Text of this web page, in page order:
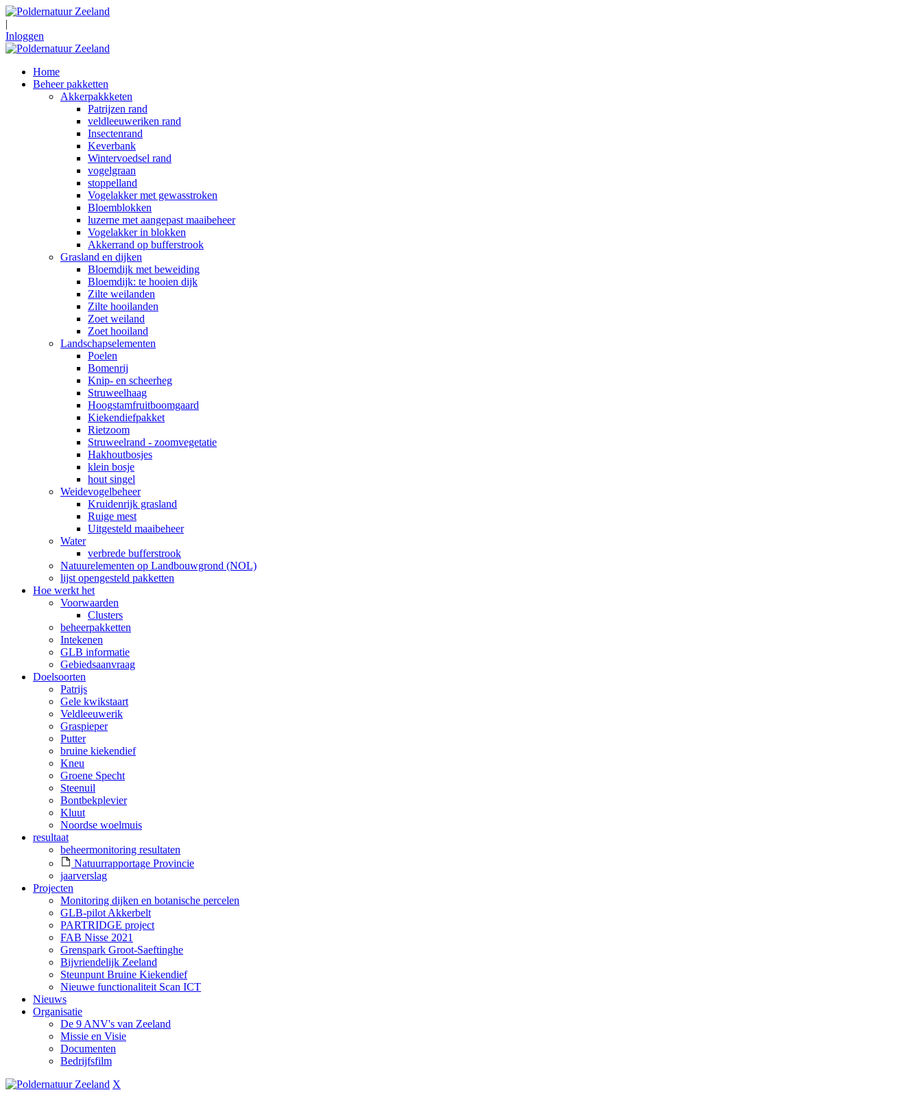
|
Inloggen
Home
Beheer pakketten
Akkerpakkketen
Patrijzen rand
veldleeuweriken rand
Insectenrand
Keverbank
Wintervoedsel rand
vogelgraan
stoppelland
Vogelakker met gewasstroken
Bloemblokken
luzerne met aangepast maaibeheer
Vogelakker in blokken
Akkerrand op bufferstrook
Grasland en dijken
Bloemdijk met beweiding
Bloemdijk: te hooien dijk
Zilte weilanden
Zilte hooilanden
Zoet weiland
Zoet hooiland
Landschapselementen
Poelen
Bomenrij
Knip- en scheerheg
Struweelhaag
Hoogstamfruitboomgaard
Kiekendiefpakket
Rietzoom
Struweelrand - zoomvegetatie
Hakhoutbosjes
klein bosje
hout singel
Weidevogelbeheer
Kruidenrijk grasland
Ruige mest
Uitgesteld maaibeheer
Water
verbrede bufferstrook
Natuurelementen op Landbouwgrond (NOL)
lijst opengesteld pakketten
Hoe werkt het
Voorwaarden
Clusters
beheerpakketten
Intekenen
GLB informatie
Gebiedsaanvraag
Doelsoorten
Patrijs
Gele kwikstaart
Veldleeuwerik
Graspieper
Putter
bruine kiekendief
Kneu
Groene Specht
Steenuil
Bontbekplevier
Kluut
Noordse woelmuis
resultaat
beheermonitoring resultaten
Natuurrapportage Provincie
jaarverslag
Projecten
Monitoring dijken en botanische percelen
GLB-pilot Akkerbelt
PARTRIDGE project
FAB Nisse 2021
Grenspark Groot-Saeftinghe
Bijvriendelijk Zeeland
Steunpunt Bruine Kiekendief
Nieuwe functionaliteit Scan ICT
Nieuws
Organisatie
De 9 ANV's van Zeeland
Missie en Visie
Documenten
Bedrijfsfilm
X